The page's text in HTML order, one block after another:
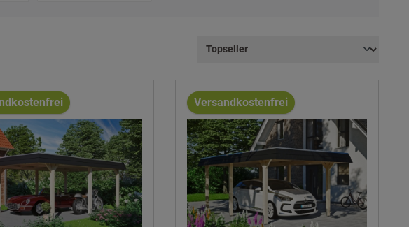
Versandkostenfrei